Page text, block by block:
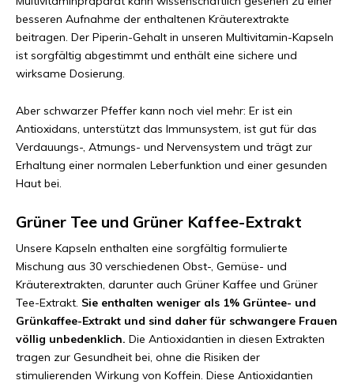
besseren Aufnahme der enthaltenen Kräuterextrakte
beitragen. Der Piperin-Gehalt in unseren Multivitamin-Kapseln
ist sorgfältig abgestimmt und enthält eine sichere und
wirksame Dosierung.
Aber schwarzer Pfeffer kann noch viel mehr: Er ist ein
Antioxidans, unterstützt das Immunsystem, ist gut für das
Verdauungs-, Atmungs- und Nervensystem und trägt zur
Erhaltung einer normalen Leberfunktion und einer gesunden
Haut bei.
Grüner Tee und Grüner Kaffee-Extrakt
Unsere Kapseln enthalten eine sorgfältig formulierte
Mischung aus 30 verschiedenen Obst-, Gemüse- und
Kräuterextrakten, darunter auch Grüner Kaffee und Grüner
Tee-Extrakt. Sie enthalten weniger als 1% Grüntee- und
Grünkaffee-Extrakt und sind daher für schwangere Frauen
völlig unbedenklich. Die Antioxidantien in diesen Extrakten
tragen zur Gesundheit bei, ohne die Risiken der
stimulierenden Wirkung von Koffein. Diese Antioxidantien